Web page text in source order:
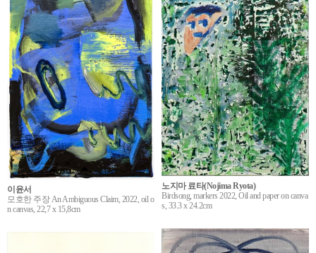
이윤서
모호한 주장 An Ambiguous Claim, 2022, oil o
n canvas, 22,7 x 15,8cm
노지마 료타(Nojima Ryota)
Birdsong, markers 2022, Oil and paper on canva
s, 33.3 x 24.2cm